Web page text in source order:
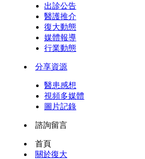
出診公告
醫護推介
復大動態
媒體報導
行業動態
分享資源
醫患感想
視頻多媒體
圖片記錄
諮詢留言
首頁
關於復大